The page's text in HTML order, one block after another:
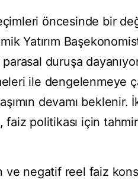
öncesinde bir
Yatırım
duruşa
ile dengelenmeye
devamı beklenir.
faiz politikası için
ve negatif reel faiz